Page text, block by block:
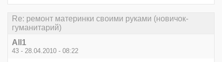
Re: ремонт материнки своими руками (новичок-
гуманитарий)
All1
43 - 28.04.2010 - 08:22